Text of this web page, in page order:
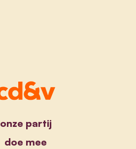
onze partij
doe mee